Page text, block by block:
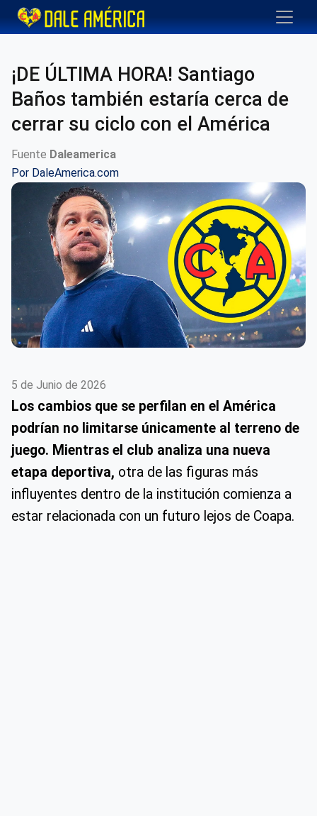
¡DE ÚLTIMA HORA! Santiago
Baños también estaría cerca de
cerrar su ciclo con el América
Fuente Daleamerica
Por DaleAmerica.com
5 de Junio de 2026
Los cambios que se perfilan en el América
podrían no limitarse únicamente al terreno de
juego. Mientras el club analiza una nueva
etapa deportiva, otra de las figuras más
influyentes dentro de la institución comienza a
estar relacionada con un futuro lejos de Coapa.